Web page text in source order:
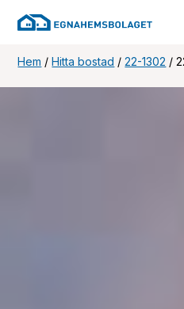
Hem /Hitta bostad /22-1302 /